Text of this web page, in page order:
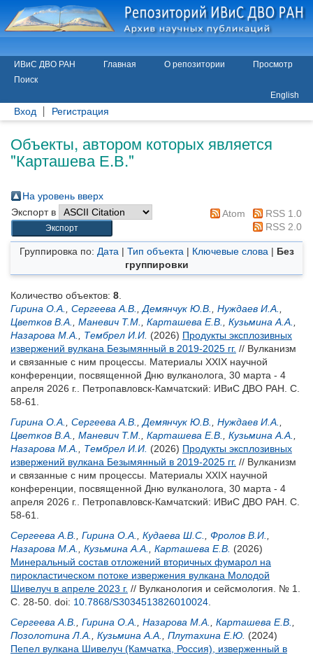
ИВиС ДВО РАН Главная О репозитории
Просмотр
Поиск
English
Вход Регистрация
Объекты, автором которых является
"Карташева Е.В."
На уровень вверх
Экспорт в
Atom
RSS 1.0
RSS 2.0
Группировка по: Дата | Тип объекта | Ключевые слова | Без
группировки
Количество объектов: 8
Гирина О.А.
Сергеева А.В. Демянчук Ю.В. Нуждаев И.А.
Цветков В.А.
Маневич Т.М. Карташева Е.В. Кузьмина А.А.
Назарова М.А.
Тембрел И.И. (2026) Продукты эксплозивных
извержений вулкана Безымянный в 2019-2025 гг. // Вулканизм
и связанные с ним процессы. Материалы XXIX научной
конференции, посвященной Дню вулканолога, 30 марта - 4
апреля 2026 г.. Петропавловск-Камчатский: ИВиС ДВО РАН. С.
58-61.
Гирина О.А.
Сергеева А.В. Демянчук Ю.В. Нуждаев И.А.
Цветков В.А.
Маневич Т.М. Карташева Е.В. Кузьмина А.А.
Назарова М.А.
Тембрел И.И. (2026) Продукты эксплозивных
извержений вулкана Безымянный в 2019-2025 гг. // Вулканизм
и связанные с ним процессы. Материалы XXIX научной
конференции, посвященной Дню вулканолога, 30 марта - 4
апреля 2026 г.. Петропавловск-Камчатский: ИВиС ДВО РАН. С.
58-61.
Сергеева А.В.
Гирина О.А. Кудаева Ш.С. Фролов В.И.
Назарова М.А.
Кузьмина А.А. Карташева Е.В. (2026)
Минеральный состав отложений вторичных фумарол на
пирокластическом потоке извержения вулкана Молодой
Шивелуч в апреле 2023 г. // Вулканология и сейсмология. № 1.
С. 28-50. doi: 10.7868/S3034513826010024
Сергеева А.В.
Гирина О.А. Назарова М.А. Карташева Е.В.
Позолотина Л.А.
Кузьмина А.А. Плутахина Е.Ю. (2024)
Пепел вулкана Шивелуч (Камчатка, Россия), изверженный в